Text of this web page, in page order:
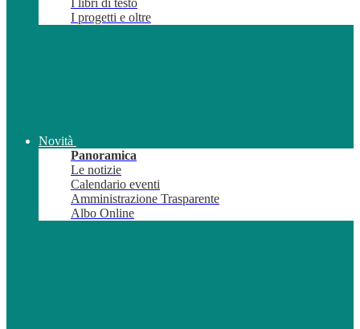
I libri di testo
I progetti e oltre
Novità
Panoramica
Le notizie
Calendario eventi
Amministrazione Trasparente
Albo Online